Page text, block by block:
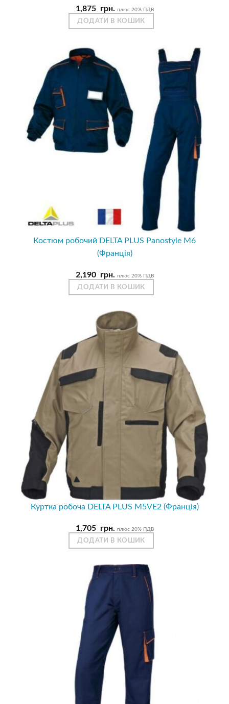
1,875 грн. плюс 20% ПДВ
ДОДАТИ В КОШИК
Костюм робочий DELTA PLUS Panostyle M6
(Франція)
2,190 грн. плюс 20% ПДВ
ДОДАТИ В КОШИК
Куртка робоча DELTA PLUS M5VE2 (Франція)
1,705 грн. плюс 20% ПДВ
ДОДАТИ В КОШИК